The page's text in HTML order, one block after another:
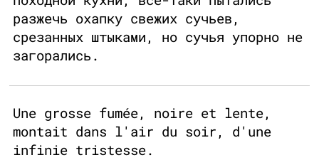
разжечь охапку свежих сучьев,
срезанных штыками, но сучья упорно не
загорались.
Une grosse fumée, noire et lente,
montait dans l'air du soir, d'une
infinie tristesse.